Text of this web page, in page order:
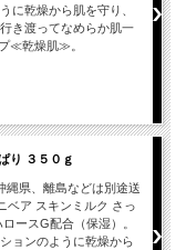
に乾燥から肌を守り、
き渡ってなめらか肌一
プ≪乾燥肌≫。
り ３５０ｇ
県、離島などは別途送
ア スキンミルク さっ
ースG配合（保湿）。
ョンのように乾燥から